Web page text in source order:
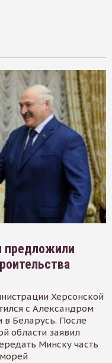
предложили
Херсонской
с Александром
в Беларусь. После
области заявил
Минску часть